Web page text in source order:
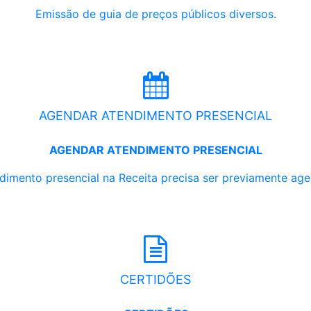
Emissão de guia de preços públicos diversos.
AGENDAR ATENDIMENTO PRESENCIAL
AGENDAR ATENDIMENTO PRESENCIAL
presencial na Receita precisa ser previamente
CERTIDÕES